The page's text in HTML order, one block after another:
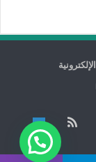
‫TikTok ملخص
الموقع